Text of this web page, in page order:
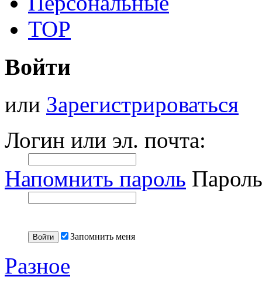
TOP
Войти
или Зарегистрироваться
Логин или эл. почта:
Напомнить пароль
Запомнить меня
Разное